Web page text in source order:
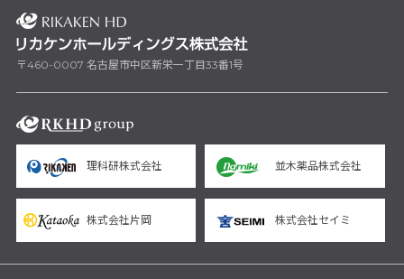
〒460-0007 名古屋市中区新栄一丁目33番1号
理科研株式会社 並木薬品株式会社
株式会社片岡 株式会社セイミ